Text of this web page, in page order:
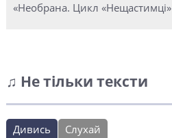
«Необрана. Цикл «Нещастимці»
♫ Не тільки тексти
Дивись Слухай